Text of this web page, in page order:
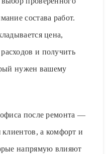
состава работ.
цена,
и получить
нужен вашему
после ремонта —
клиентов, а комфорт и
напрямую влияют